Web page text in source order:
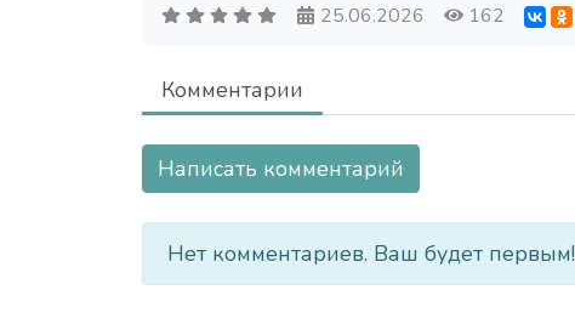
25.06.2026 162
Комментарии
Написать комментарий
Нет комментариев. Ваш будет первым!